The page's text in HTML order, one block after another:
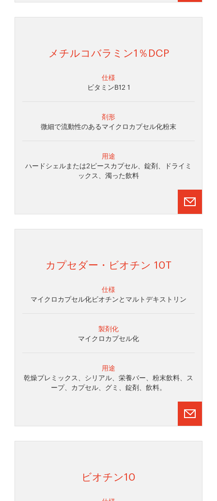
メチルコバラミン1％DCP
仕様
ビタミンB12 1
剤形
微細で流動性のあるマイクロカプセル化粉末
用途
ハードシェルまたは2ピースカプセル、錠剤、ドライミ
ックス、濁った飲料
カプセダー・ビオチン 10T
仕様
マイクロカプセル化ビオチンとマルトデキストリン
製剤化
マイクロカプセル化
用途
乾燥プレミックス、シリアル、栄養バー、粉末飲料、ス
ープ、カプセル、グミ、錠剤、飲料。
ビオチン10